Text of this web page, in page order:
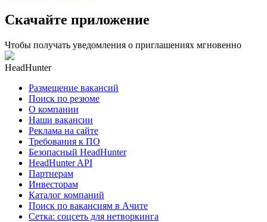
Скачайте приложение
Чтобы получать уведомления о приглашениях мгновенно
HeadHunter
Размещение вакансий
Поиск по резюме
О компании
Наши вакансии
Реклама на сайте
Требования к ПО
Безопасный HeadHunter
HeadHunter API
Партнерам
Инвесторам
Каталог компаний
Поиск по вакансиям в Ачите
Сетка: соцсеть для нетворкинга